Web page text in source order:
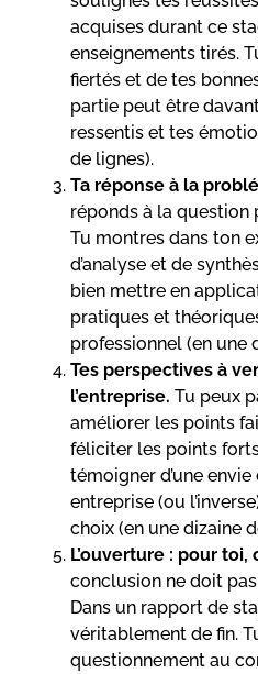
acquises durant ce
enseignements tirés.
fiertés et de tes
partie peut être
ressentis et tes
de lignes).
Ta réponse à la
réponds à la question
Tu montres dans ton
d’analyse et de
bien mettre en
pratiques et
professionnel (en une
Tes perspectives à
l’entreprise. Tu peux
améliorer les points
féliciter les points
témoigner d’une
entreprise (ou
choix (en une dizaine
L’ouverture : pour toi,
conclusion ne doit
Dans un rapport de
véritablement de fin.
questionnement au